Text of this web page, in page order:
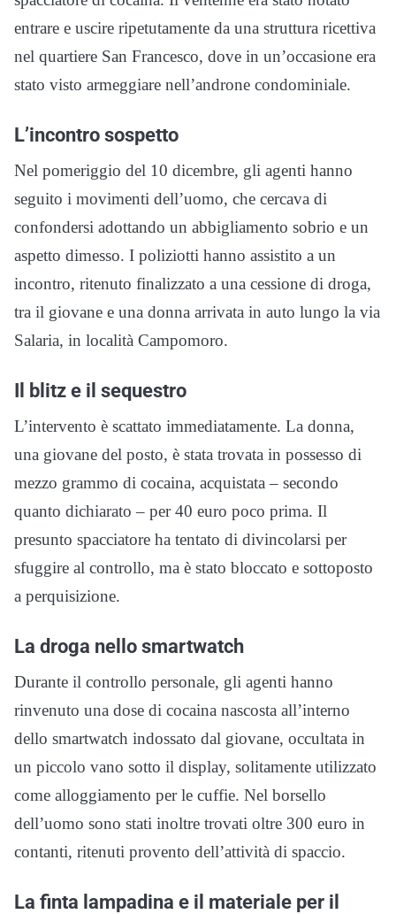
entrare e uscire ripetutamente da una struttura ricettiva
nel quartiere San Francesco, dove in un’occasione era
stato visto armeggiare nell’androne condominiale.
L’incontro sospetto
Nel pomeriggio del 10 dicembre, gli agenti hanno
seguito i movimenti dell’uomo, che cercava di
confondersi adottando un abbigliamento sobrio e un
aspetto dimesso. I poliziotti hanno assistito a un
incontro, ritenuto finalizzato a una cessione di droga,
tra il giovane e una donna arrivata in auto lungo la via
Salaria, in località Campomoro.
Il blitz e il sequestro
L’intervento è scattato immediatamente. La donna,
una giovane del posto, è stata trovata in possesso di
mezzo grammo di cocaina, acquistata – secondo
quanto dichiarato – per 40 euro poco prima. Il
presunto spacciatore ha tentato di divincolarsi per
sfuggire al controllo, ma è stato bloccato e sottoposto
a perquisizione.
La droga nello smartwatch
Durante il controllo personale, gli agenti hanno
rinvenuto una dose di cocaina nascosta all’interno
dello smartwatch indossato dal giovane, occultata in
un piccolo vano sotto il display, solitamente utilizzato
come alloggiamento per le cuffie. Nel borsello
dell’uomo sono stati inoltre trovati oltre 300 euro in
contanti, ritenuti provento dell’attività di spaccio.
La finta lampadina e il materiale per il